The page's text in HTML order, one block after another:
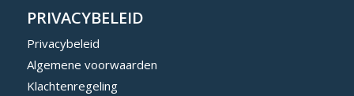
PRIVACYBELEID
Privacybeleid
Algemene voorwaarden
Klachtenregeling